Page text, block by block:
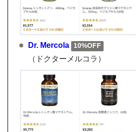
Dr. Mercola 10%OFF
（ドクターメルコラ）